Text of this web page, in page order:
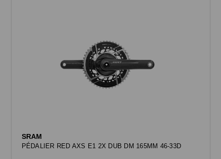
SRAM
PÉDALIER RED AXS E1 2X DUB DM 165MM 46-33D